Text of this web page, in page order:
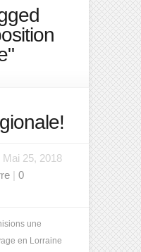
Mai 25, 2018
| 0
une
en Lorraine